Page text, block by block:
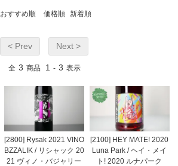
おすすめ順 価格順 新着順
< Prev Next >
全 3 商品 1 - 3 表示
[2800] Rysak 2021 VINO
BZZALIK / リシャック 20
21 ヴィノ・バジャリー
[2100] HEY MATE! 2020
Luna Park / ヘイ・メイ
ト! 2020 ルナパーク